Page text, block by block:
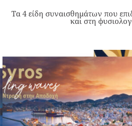
Τα 4 είδη συναισθημάτων που
και στη